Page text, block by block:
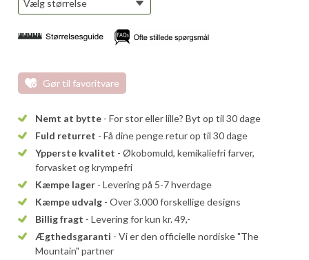
Gør til favoritvare
Nemt at bytte - For stor eller lille? Byt op til 30 dage
Fuld returret - Få dine penge retur op til 30 dage
Ypperste kvalitet - Økobomuld, kemikaliefri farver,
forvasket og krympefri
Kæmpe lager - Levering på 5-7 hverdage
Kæmpe udvalg - Over 3.000 forskellige designs
Billig fragt - Levering for kun kr. 49,-
Ægthedsgaranti - Vi er den officielle nordiske "The
Mountain" partner